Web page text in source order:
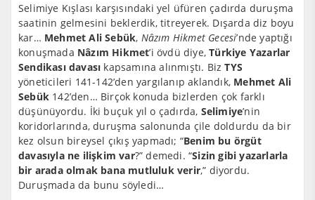
Selimiye Kışlası karşısındaki yel üfüren çadırda duruşma
saatinin gelmesini beklerdik, titreyerek. Dışarda diz boyu
kar… Mehmet Ali Sebük, Nâzım Hikmet Gecesi’nde yaptığı
konuşmada Nâzım Hikmet’i övdü diye,Türkiye Yazarlar
Sendikası davası kapsamına alınmıştı. BizTYS
yöneticileri 141-142’den yargılanıp aklandık, Mehmet Ali
Sebük 142’den… Birçok konuda bizlerden çok farklı
düşünüyordu. İki buçuk yıl o çadırda, Selimiye’nin
koridorlarında, duruşma salonunda çile doldurdu da bir
kez olsun bireysel çıkış yapmadı; “Benim bu örgüt
davasıyla ne ilişkim var?” demedi. “Sizin gibi yazarlarla
bir arada olmak bana mutluluk verir,” diyordu.
Duruşmada da bunu söyledi…